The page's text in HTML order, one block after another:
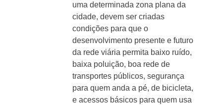
uma determinada zona plana da
cidade, devem ser criadas
condições para que o
desenvolvimento presente e futuro
da rede viária permita baixo ruído,
baixa poluição, boa rede de
transportes públicos, segurança
para quem anda a pé, de bicicleta,
e acessos básicos para quem usa